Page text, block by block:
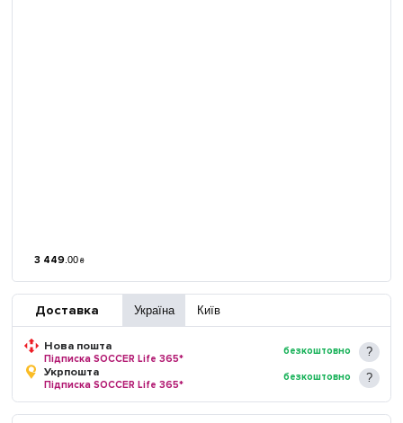
3 449. 00 ₴
Доставка Україна Київ
Нова пошта
Підписка SOCCER Life 365*
безкоштовно
Укрпошта
Підписка SOCCER Life 365*
безкоштовно